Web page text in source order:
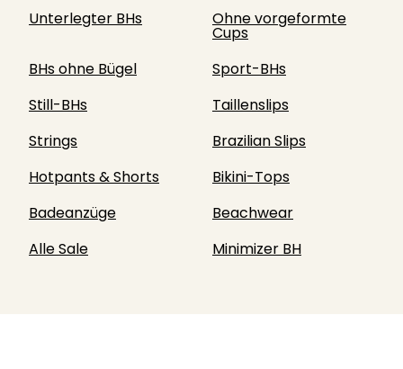
Unterlegter BHs
Ohne vorgeformte
Cups
BHs ohne Bügel
Sport-BHs
Still-BHs
Taillenslips
Strings
Brazilian Slips
Hotpants & Shorts
Bikini-Tops
Badeanzüge
Beachwear
Alle Sale
Minimizer BH